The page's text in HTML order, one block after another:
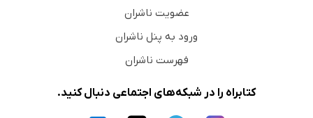
عضویت ناشران
ورود به پنل ناشران
فهرست ناشران
کتابراه را در شبکه‌های اجتماعی دنبال کنید.